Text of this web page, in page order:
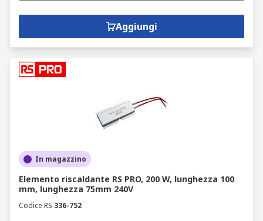
Aggiungi
In magazzino
Elemento riscaldante RS PRO, 200 W, lunghezza 100
mm, lunghezza 75mm 240V
Codice RS 336-752